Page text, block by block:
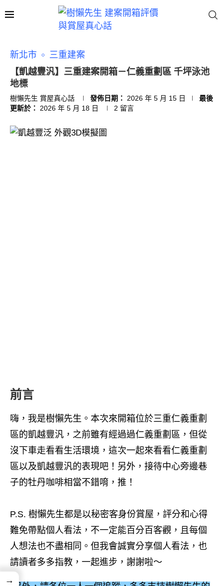
新北市
三重建案
【凱越豐汎】三重建案開箱－仁義重劃區 千坪泳池
地標
樹懶先生 賞屋真心話 發佈日期： 2026 年 5 月 15 日
最後
更新於：
2026 年 5 月 18 日 2 留言
前言
嗨，我是樹懶先生。本次來開箱位於三重仁義重劃
區的凱越豐汎，之前雖有經過過仁義重劃區，但從
沒下車走看看生活環境，這次一起來看看仁義重劃
區以及凱越豐汎的表現吧！另外，接待中心旁邊巷
子的牡丹咖啡相當不錯唷，推！
P.S. 樹懶先生都是以秘密客身份賞屋，評分和心得
難免帶點個人看法，不一定能百分百客觀，且每個
人想法也不盡相同。但我會誠實分享個人看法，也
請讀者多多指教，一起進步，謝謝啦～
→